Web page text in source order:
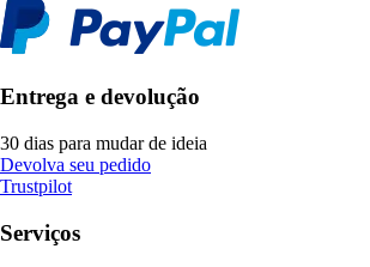
Entrega e devolução
30 dias para mudar de ideia
Devolva seu pedido
Trustpilot
Serviços